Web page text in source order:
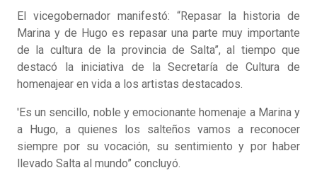
El vicegobernador manifestó: “Repasar la historia de
Marina y de Hugo es repasar una parte muy importante
de la cultura de la provincia de Salta”, al tiempo que
destacó la iniciativa de la Secretaría de Cultura de
homenajear en vida a los artistas destacados.
'Es un sencillo, noble y emocionante homenaje a Marina y
a Hugo, a quienes los salteños vamos a reconocer
siempre por su vocación, su sentimiento y por haber
llevado Salta al mundo” concluyó.